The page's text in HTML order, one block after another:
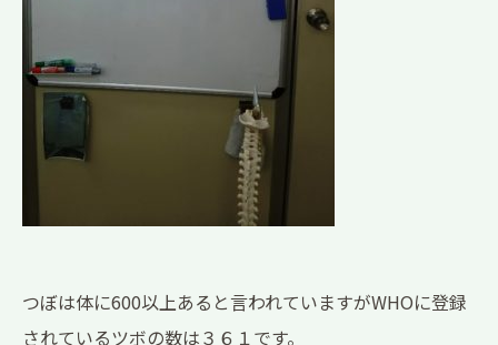
つぼは体に600以上あると言われていますがWHOに登録
されているツボの数は３６１です。